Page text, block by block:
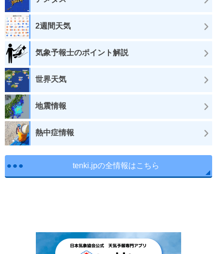
2週間天気
気象予報士のポイント解説
世界天気
地震情報
熱中症情報
tenki.jpの全情報はこちら